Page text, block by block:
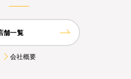
舗一覧
会社概要